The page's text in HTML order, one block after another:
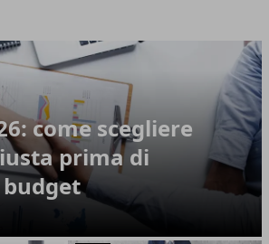
come scegliere
prima di